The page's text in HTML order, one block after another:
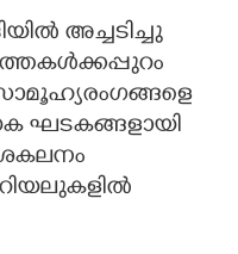
അച്ചടിച്ചു
ഘടകങ്ങളായി